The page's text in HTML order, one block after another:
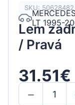
SKU: 50628482
LT 1995-
Lem
/ Pravá
31.51€